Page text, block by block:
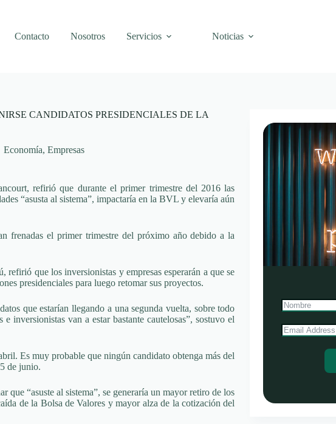
Contacto Nosotros Servicios Noticias
CANDIDATOS PRESIDENCIALES DE LA
Economía, Empresas
refirió que durante el primer trimestre del 2016 las
“asusta al sistema”, impactaría en la BVL y elevaría aún
frenadas el primer trimestre del próximo año debido a la
que los inversionistas y empresas esperarán a que se
presidenciales para luego retomar sus proyectos.
que estarían llegando a una segunda vuelta, sobre todo
inversionistas van a estar bastante cautelosas”, sostuvo el
Es muy probable que ningún candidato obtenga más del
de junio.
“asuste al sistema”, se generaría un mayor retiro de los
de la Bolsa de Valores y mayor alza de la cotización del